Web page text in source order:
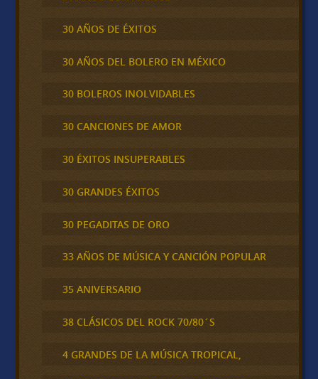
30 AÑOS DE ÉXITOS
30 AÑOS DEL BOLERO EN MÉXICO
30 BOLEROS INOLVIDABLES
30 CANCIONES DE AMOR
30 ÉXITOS INSUPERABLES
30 GRANDES ÉXITOS
30 PEGADITAS DE ORO
33 AÑOS DE MÚSICA Y CANCIÓN POPULAR
35 ANIVERSARIO
38 CLÁSICOS DEL ROCK 70/80´S
4 GRANDES DE LA MÚSICA TROPICAL,